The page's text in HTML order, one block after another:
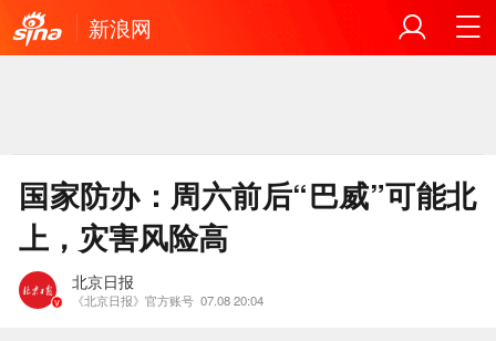
新浪网
国家防办：周六前后“巴威”可能北
上，灾害风险高
北京日报
《北京日报》官方账号 07.08 20:04